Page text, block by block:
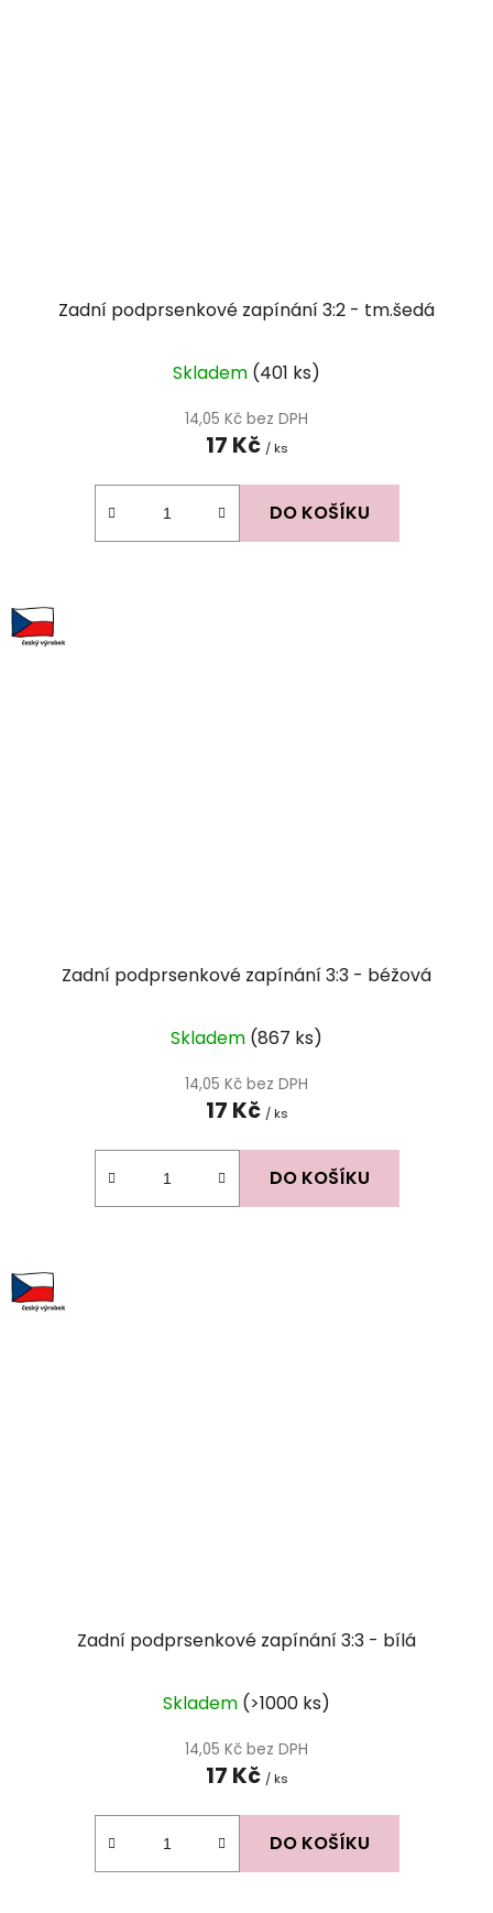
Zadní podprsenkové zapínání 3:2 - tm.šedá
Skladem (401 ks)
14,05 Kč bez DPH
17 Kč / ks
DO KOŠÍKU
Zadní podprsenkové zapínání 3:3 - béžová
Skladem (867 ks)
14,05 Kč bez DPH
17 Kč / ks
DO KOŠÍKU
Zadní podprsenkové zapínání 3:3 - bílá
Skladem (>1000 ks)
14,05 Kč bez DPH
17 Kč / ks
DO KOŠÍKU